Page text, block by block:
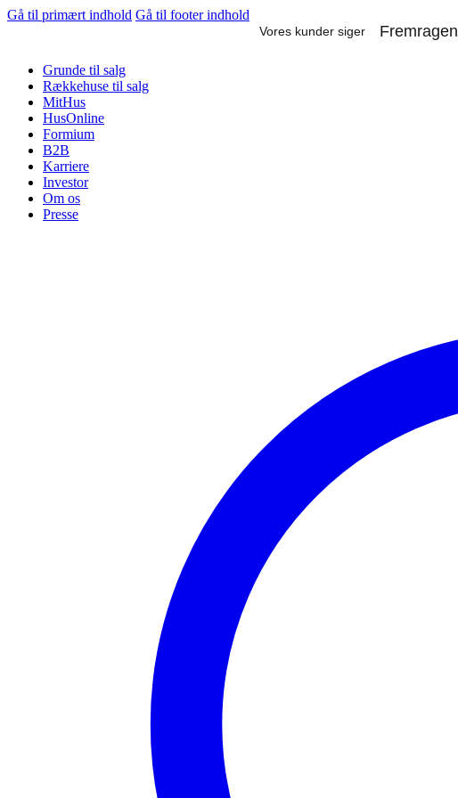
Gå til primært indhold Gå til footer indhold
Grunde til salg
Rækkehuse til salg
MitHus
HusOnline
Formium
B2B
Karriere
Investor
Om os
Presse